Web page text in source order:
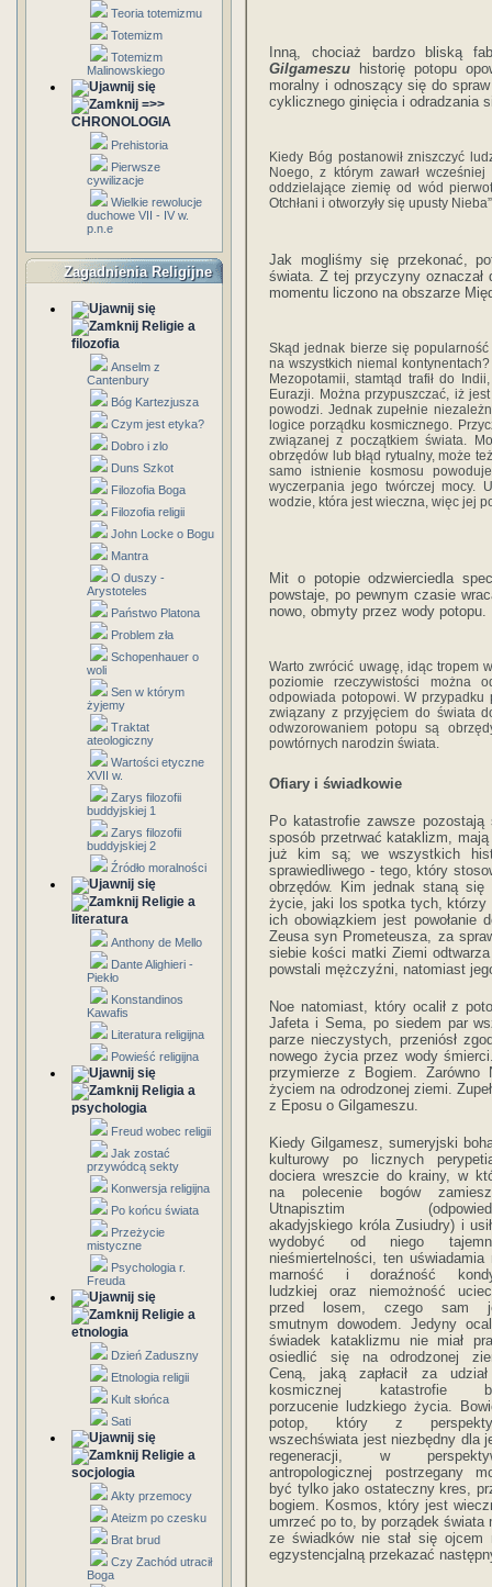
Teoria totemizmu
Totemizm
Totemizm
Malinowskiego
=>>
CHRONOLOGIA
Prehistoria
Pierwsze
cywilizacje
Wielkie rewolucje
duchowe VII - IV w.
p.n.e
Zagadnienia Religijne
Religie a
filozofia
Anselm z
Cantenbury
Bóg Kartezjusza
Czym jest etyka?
Dobro i zlo
Duns Szkot
Filozofia Boga
Filozofia religii
John Locke o Bogu
Mantra
O duszy -
Arystoteles
Państwo Platona
Problem zła
Schopenhauer o
woli
Sen w którym
żyjemy
Traktat
ateologiczny
Wartości etyczne
XVII w.
Zarys filozofii
buddyjskiej 1
Zarys filozofii
buddyjskiej 2
Źródło moralności
Religie a
literatura
Anthony de Mello
Dante Alighieri -
Piekło
Konstandinos
Kawafis
Literatura religijna
Powieść religijna
Religia a
psychologia
Freud wobec religii
Jak zostać
przywódcą sekty
Konwersja religijna
Po końcu świata
Przeżycie
mistyczne
Psychologia r.
Freuda
Religie a
etnologia
Dzień Zaduszny
Etnologia religii
Kult słońca
Sati
Religie a
socjologia
Akty przemocy
Ateizm po czesku
Brat brud
Czy Zachód utracił
Boga
Inną, chociaż bardzo bliską
Gilgameszu historię potopu
moralny i odnoszący się do
cyklicznego ginięcia i odradzania
Kiedy Bóg postanowił zniszczyć
Noego, z którym zawarł
oddzielające ziemię od wód
Otchłani i otworzyły się upusty
Jak mogliśmy się przekonać,
świata. Z tej przyczyny
momentu liczono na obszarze
Skąd jednak bierze się
na wszystkich niemal
Mezopotamii, stamtąd trafił do
Eurazji. Można przypuszczać, iż
powodzi. Jednak zupełnie
logice porządku kosmicznego.
związanej z początkiem świata.
obrzędów lub błąd rytualny, może
samo istnienie kosmosu
wyczerpania jego twórczej mocy.
wodzie, która jest wieczna, więc jej
Mit o potopie odzwierciedla
powstaje, po pewnym czasie
nowo, obmyty przez wody potopu.
Warto zwrócić uwagę, idąc tropem
poziomie rzeczywistości można
odpowiada potopowi. W przypadku
związany z przyjęciem do świata
odwzorowaniem potopu są
powtórnych narodzin świata.
Ofiary i świadkowie
Po katastrofie zawsze
sposób przetrwać kataklizm,
już kim są; we wszystkich
sprawiedliwego - tego, który
obrzędów. Kim jednak staną się
życie, jaki los spotka tych, którzy
ich obowiązkiem jest powołanie
Zeusa syn Prometeusza, za
siebie kości matki Ziemi
powstali mężczyźni, natomiast
Noe natomiast, który ocalił z
Jafeta i Sema, po siedem par
parze nieczystych, przeniósł
nowego życia przez wody
przymierze z Bogiem.
życiem na odrodzonej ziemi.
z Eposu o Gilgameszu.
Kiedy Gilgamesz, sumeryjski
kulturowy po licznych
dociera wreszcie do krainy, w
na polecenie bogów
Utnapisztim
akadyjskiego króla Zusiudry) i
wydobyć od niego
nieśmiertelności, ten uświadamia
marność i doraźność
ludzkiej oraz niemożność
przed losem, czego sam
smutnym dowodem. Jedyny
świadek kataklizmu nie miał
osiedlić się na odrodzonej
Ceną, jaką zapłacił za
kosmicznej katastrofie
porzucenie ludzkiego życia.
potop, który z
wszechświata jest niezbędny dla
regeneracji, w
antropologicznej postrzegany
być tylko jako ostateczny kres,
bogiem. Kosmos, który jest
umrzeć po to, by porządek świata
ze świadków nie stał się
egzystencjalną przekazać